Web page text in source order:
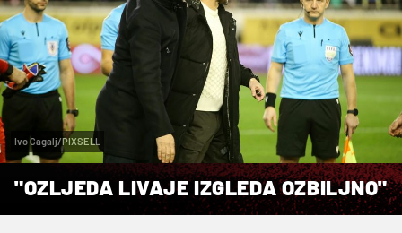
Ivo Cagalj/PIXSELL
"OZLJEDA LIVAJE IZGLEDA OZBILJNO"